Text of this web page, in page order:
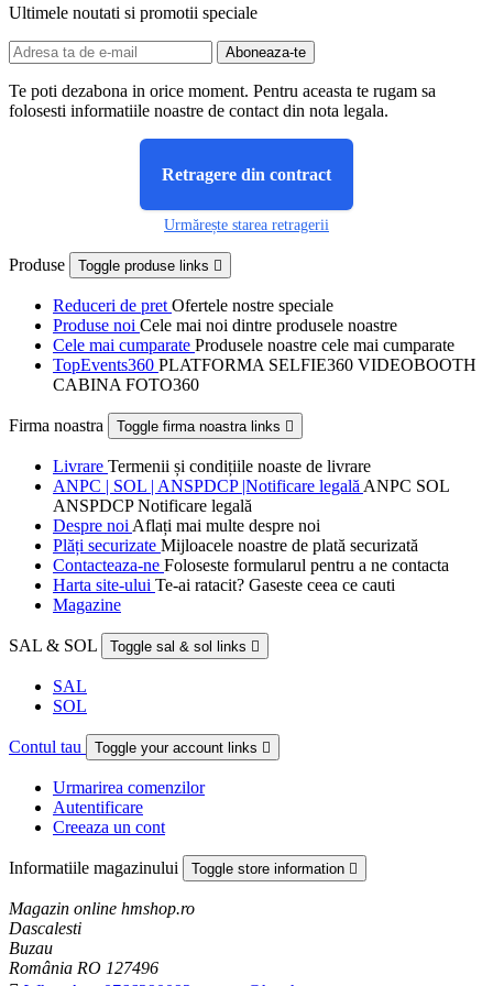
Ultimele noutati si promotii speciale
Te poti dezabona in orice moment. Pentru aceasta te rugam sa
folosesti informatiile noastre de contact din nota legala.
Retragere din contract
Urmărește starea retragerii
Produse Toggle produse links 
Reduceri de pret Ofertele nostre speciale
Produse noi Cele mai noi dintre produsele noastre
Cele mai cumparate Produsele noastre cele mai cumparate
TopEvents360 PLATFORMA SELFIE360 VIDEOBOOTH
CABINA FOTO360
Firma noastra Toggle firma noastra links 
Livrare Termenii și condițiile noaste de livrare
ANPC | SOL | ANSPDCP |Notificare legală ANPC SOL
ANSPDCP Notificare legală
Despre noi Aflați mai multe despre noi
Plăți securizate Mijloacele noastre de plată securizată
Contacteaza-ne Foloseste formularul pentru a ne contacta
Harta site-ului Te-ai ratacit? Gaseste ceea ce cauti
Magazine
SAL & SOL Toggle sal & sol links 
SAL
SOL
Contul tau Toggle your account links 
Urmarirea comenzilor
Autentificare
Creeaza un cont
Informatiile magazinului Toggle store information 
Magazin online hmshop.ro
Dascalesti
Buzau
România RO 127496